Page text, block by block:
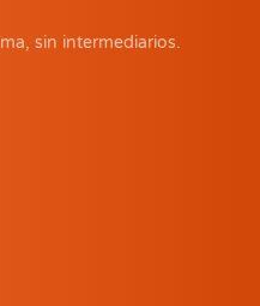
sin intermediarios.